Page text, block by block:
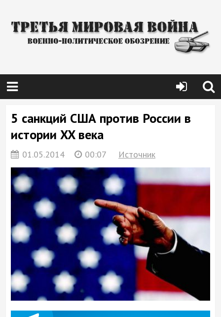
5 санкций США против России в
истории XX века
01.05.2014 00:07 Источник